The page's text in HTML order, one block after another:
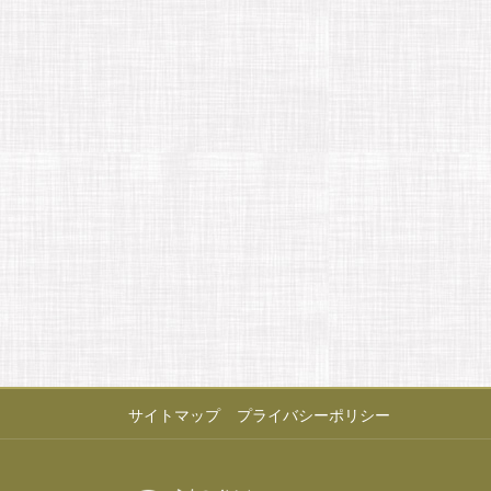
サイトマップ プライバシーポリシー